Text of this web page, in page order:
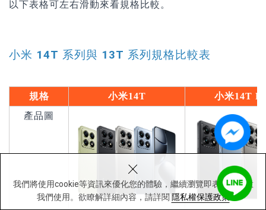
我們將使用cookie等資訊來優化您的體驗，繼續瀏覽即表示您同意
我們使用。欲瞭解詳細內容，請詳閱 隱私權保護政策
×
以下表格可左右滑動來看規格比較 。
小米 14T 系列與 13T 系列規格比較表
規格 小米14T 小米14T
產品圖